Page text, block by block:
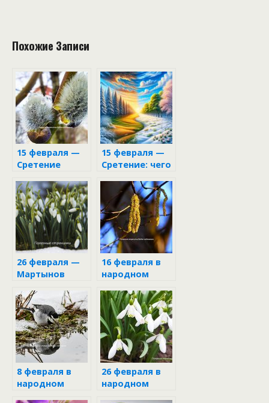
Похожие Записи
15 февраля —
Сретение
15 февраля —
Сретение: чего
избегать в
этот день
26 февраля —
Мартынов
16 февраля в
народном
8 февраля в
народном
26 февраля в
народном